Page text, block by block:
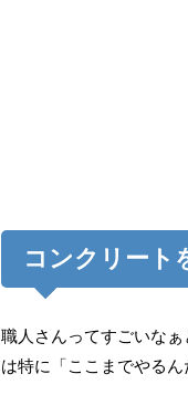
コンクリート
職人さんってすごいな
は特に「ここまでやるん